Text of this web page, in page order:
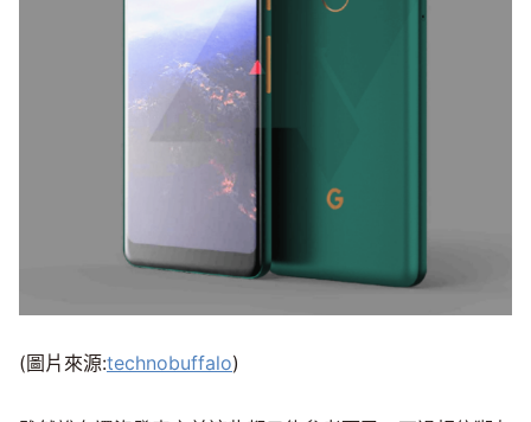
(圖片來源:technobuffalo)